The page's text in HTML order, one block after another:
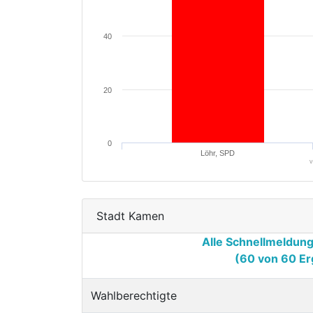
Löhr, SPD
0
20
40
Stadt Kamen
Alle
(60 von 60
Wahlberechtigte